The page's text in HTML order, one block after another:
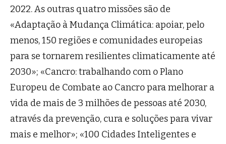
2022. As outras quatro missões são de
«Adaptação à Mudança Climática: apoiar, pelo
menos, 150 regiões e comunidades europeias
para se tornarem resilientes climaticamente até
2030»; «Cancro: trabalhando com o Plano
Europeu de Combate ao Cancro para melhorar a
vida de mais de 3 milhões de pessoas até 2030,
através da prevenção, cura e soluções para vivar
mais e melhor»; «100 Cidades Inteligentes e